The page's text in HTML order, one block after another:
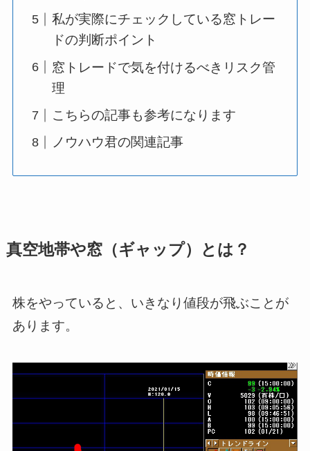
私が実際にチェックしている窓トレー
ドの判断ポイント
窓トレードで気を付けるべきリスク管
理
こちらの記事も参考になります
ノウハウ君の関連記事
真空地帯や窓（ギャップ）とは？
株をやっていると、いきなり値段が飛ぶことが
あります。